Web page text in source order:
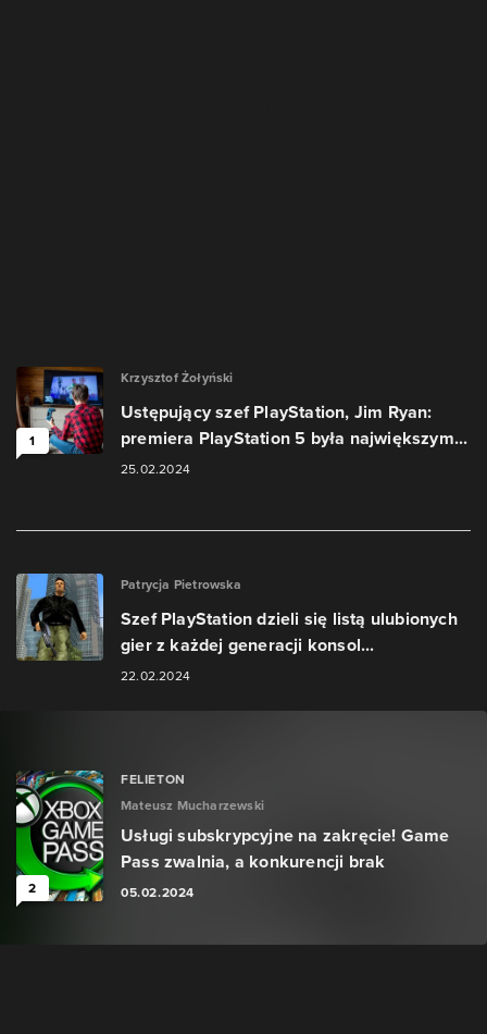
1
Krzysztof Żołyński
Ustępujący szef PlayStation, Jim Ryan:
premiera PlayStation 5 była największym...
25.02.2024
Patrycja Pietrowska
Szef PlayStation dzieli się listą ulubionych
gier z każdej generacji konsol...
22.02.2024
2
FELIETON
Mateusz Mucharzewski
Usługi subskrypcyjne na zakręcie! Game
Pass zwalnia, a konkurencji brak
05.02.2024